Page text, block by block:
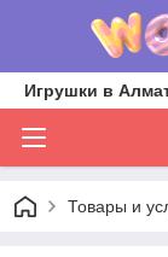
Игрушки в
Товары и